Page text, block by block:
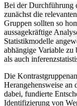
Bei der Durchführung
zunächst die
Gruppen sollten so
aussagekräftige
Statistikmodelle
abhängige Variable
als auch
Die
Herangehensweise an
dabei, fundierte
Identifizierung von